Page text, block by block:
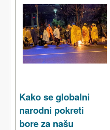
Kako se globalni
narodni pokreti
bore za našu